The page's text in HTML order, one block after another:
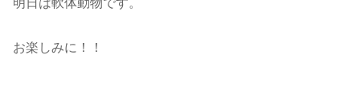
お楽しみに！！